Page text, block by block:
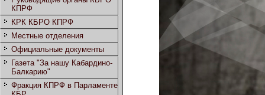
КПРФ
КРК КБРО КПРФ
Местные отделения
Официальные документы
Газета "За нашу Кабардино-
Балкарию"
Фракция КПРФ в Парламенте